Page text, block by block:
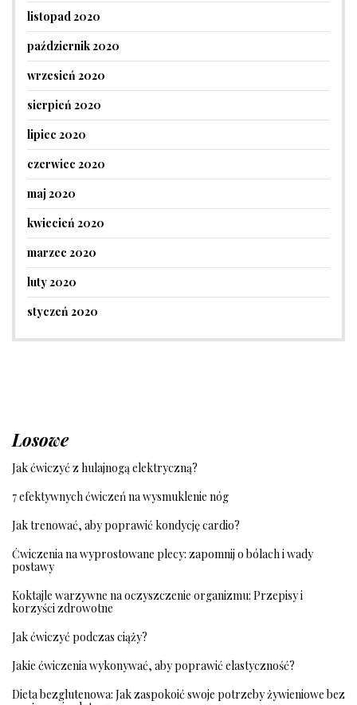
listopad 2020
październik 2020
wrzesień 2020
sierpień 2020
lipiec 2020
czerwiec 2020
maj 2020
kwiecień 2020
marzec 2020
luty 2020
styczeń 2020
Losowe
Jak ćwiczyć z hulajnogą elektryczną?
7 efektywnych ćwiczeń na wysmuklenie nóg
Jak trenować, aby poprawić kondycję cardio?
Ćwiczenia na wyprostowane plecy: zapomnij o bólach i wady
postawy
Koktajle warzywne na oczyszczenie organizmu: Przepisy i
korzyści zdrowotne
Jak ćwiczyć podczas ciąży?
Jakie ćwiczenia wykonywać, aby poprawić elastyczność?
Dieta bezglutenowa: Jak zaspokoić swoje potrzeby żywieniowe bez